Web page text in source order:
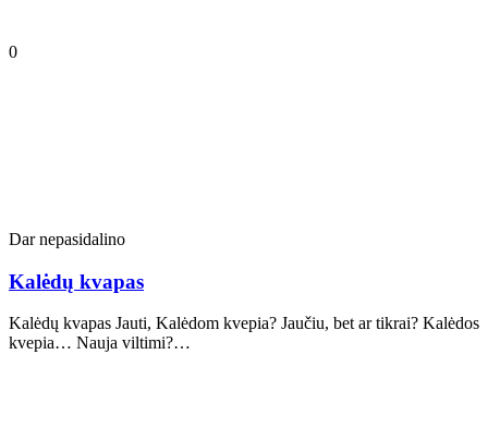
0
Dar nepasidalino
Kalėdų kvapas
Kalėdų kvapas Jauti, Kalėdom kvepia? Jaučiu, bet ar tikrai? Kalėdos
kvepia… Nauja viltimi?…